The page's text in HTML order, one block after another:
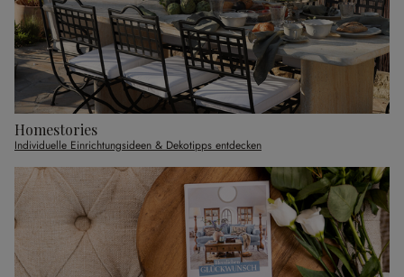
Homestories
Individuelle Einrichtungsideen & Dekotipps entdecken